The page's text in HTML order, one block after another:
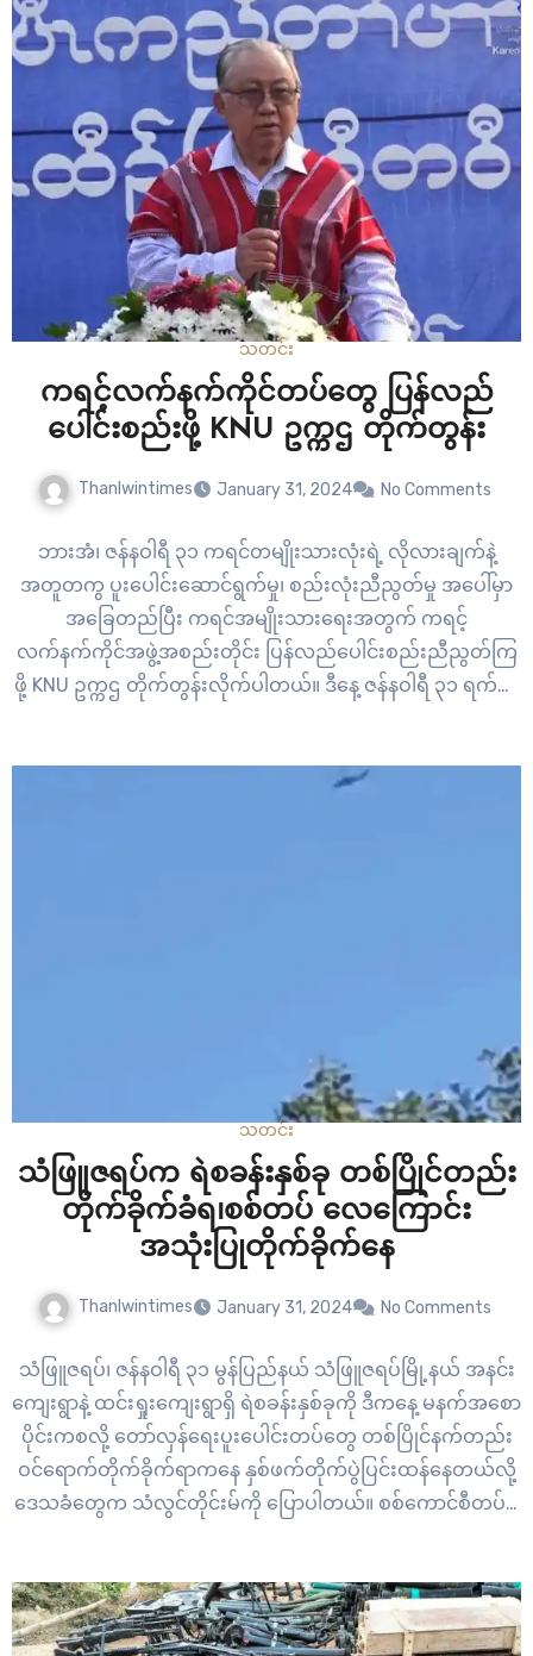
သတင်း
ကရင့်လက်နက်ကိုင်တပ်တွေ ပြန်လည်
ပေါင်းစည်းဖို့ KNU ဥက္ကဌ တိုက်တွန်း
Thanlwintimes January 31, 2024 No Comments
ဘားအံ၊ ဇန်နဝါရီ ၃၁ ကရင်တမျိုးသားလုံးရဲ့ လိုလားချက်နဲ့
အတူတကွ ပူးပေါင်းဆောင်ရွက်မှု၊ စည်းလုံးညီညွတ်မှု အပေါ်မှာ
အခြေတည်ပြီး ကရင်အမျိုးသားရေးအတွက် ကရင့်
လက်နက်ကိုင်အဖွဲ့အစည်းတိုင်း ပြန်လည်ပေါင်းစည်းညီညွတ်ကြ
ဖို့ KNU ဥက္ကဌ တိုက်တွန်းလိုက်ပါတယ်။ ဒီနေ့ ဇန်နဝါရီ ၃၁ ရက်နေ့
ပဒိုစောကွယ်ထူးဝင်းက တိုက်တွန်းခဲ့တာပါ။…
သတင်း
သံဖြူဇရပ်က ရဲစခန်းနှစ်ခု တစ်ပြိုင်တည်း
တိုက်ခိုက်ခံရ၊စစ်တပ် လေကြောင်း
အသုံးပြုတိုက်ခိုက်နေ
Thanlwintimes January 31, 2024 No Comments
သံဖြူဇရပ်၊ ဇန်နဝါရီ ၃၁ မွန်ပြည်နယ် သံဖြူဇရပ်မြို့နယ် အနင်း
ကျေးရွာနဲ့ ထင်းရှုးကျေးရွာရှိ ရဲစခန်းနှစ်ခုကို ဒီကနေ့ မနက်အစော
ပိုင်းကစလို့ တော်လှန်ရေးပူးပေါင်းတပ်တွေ တစ်ပြိုင်နက်တည်း
ဝင်ရောက်တိုက်ခိုက်ရာကနေ နှစ်ဖက်တိုက်ပွဲပြင်းထန်နေတယ်လို့
ဒေသခံတွေက သံလွင်တိုင်းမ်ကို ပြောပါတယ်။ စစ်ကောင်စီတပ်ဖွဲ့
တောင်ညိုပြည်သူ့ပြောက်ကျားပူးပေါင်းတပ်ဖွဲ့တွေ…